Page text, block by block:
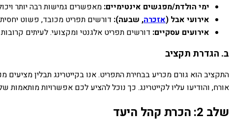
ימי הולדת/מפגשים אינטימיים: מאפשרים גמישות רבה יותר
אירועי אבל (אזכרה, שבעה): דורשים תפריט מכובד, פשוט
אירועים עסקיים: דורשים תפריט אלגנטי ומקצועי. לעיתים
ב. הגדרת תקציב
אורח, והודיעו עליו לקייטרינג. כך נוכל להציע לכם אפשרויות
שלב 2: הכרת קהל היעד